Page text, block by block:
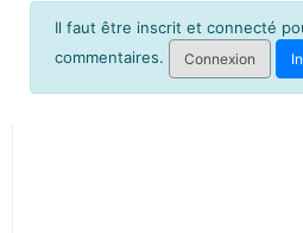
Il faut être inscrit et connecté
commentaires.
Connexion